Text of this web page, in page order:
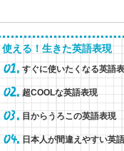
使える！生きた英語表現
すぐに使いたくなる英語
超COOLな英語表現
目からうろこの英語表現
日本人が間違えやすい英